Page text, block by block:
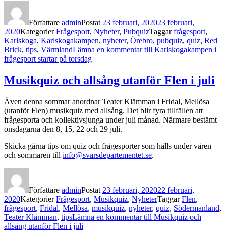
Författare adminPostat 23 februari, 202023 februari,
2020KategorierFrågesport, Nyheter, PubquizTaggarfrågesport,
Karlskoga, Karlskogakampen, nyheter, Örebro, pubquiz, quiz, Red
Brick, tips, VärmlandLämna en kommentartill Karlskogakampen i
frågesport startar på torsdag
Musikquiz och allsång utanför Flen i juli
Även denna sommar anordnar Teater Klämman i Fridal, Mellösa
(utanför Flen) musikquiz med allsång. Det blir fyra tillfällen att
frågesporta och kollektivsjunga under juli månad. Närmare bestämt
onsdagarna den 8, 15, 22 och 29 juli.
Skicka gärna tips om quiz och frågesporter som hålls under våren
och sommaren till info@svarsdepartementet.se.
Författare adminPostat 23 februari, 202022 februari,
2020KategorierFrågesport, Musikquiz, NyheterTaggarFlen,
frågesport, Fridal, Mellösa, musikquiz, nyheter, quiz, Södermanland,
Teater Klämman, tipsLämna en kommentartill Musikquiz och
allsång utanför Flen i juli